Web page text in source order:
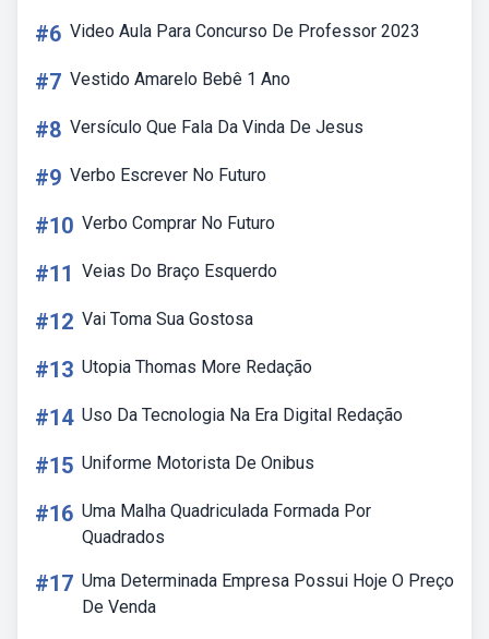
#6 Video Aula Para Concurso De Professor 2023
#7 Vestido Amarelo Bebê 1 Ano
#8 Versículo Que Fala Da Vinda De Jesus
#9 Verbo Escrever No Futuro
#10 Verbo Comprar No Futuro
#11 Veias Do Braço Esquerdo
#12 Vai Toma Sua Gostosa
#13 Utopia Thomas More Redação
#14 Uso Da Tecnologia Na Era Digital Redação
#15 Uniforme Motorista De Onibus
#16 Uma Malha Quadriculada Formada Por
Quadrados
#17 Uma Determinada Empresa Possui Hoje O Preço
De Venda